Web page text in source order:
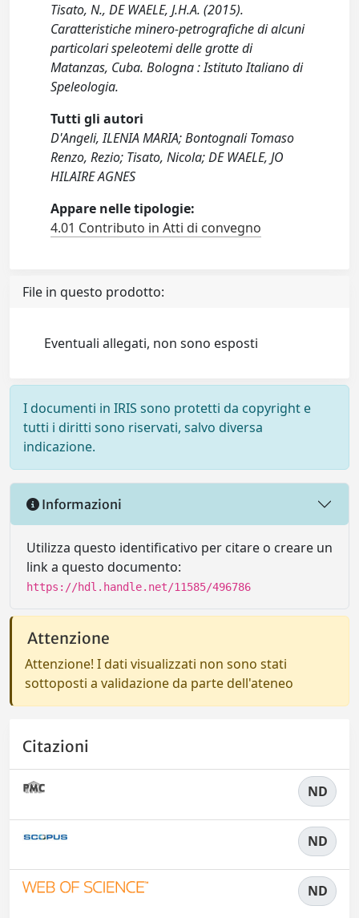
Tisato, N., DE WAELE, J.H.A. (2015).
Caratteristiche minero-petrografiche di alcuni
particolari speleotemi delle grotte di
Matanzas, Cuba. Bologna : Istituto Italiano di
Speleologia.
Tutti gli autori
D'Angeli, ILENIA MARIA; Bontognali Tomaso
Renzo, Rezio; Tisato, Nicola; DE WAELE, JO
HILAIRE AGNES
Appare nelle tipologie:
4.01 Contributo in Atti di convegno
File in questo prodotto:
Eventuali allegati, non sono esposti
I documenti in IRIS sono protetti da copyright e
tutti i diritti sono riservati, salvo diversa
indicazione.
Informazioni
Utilizza questo identificativo per citare o creare un
link a questo documento:
https://hdl.handle.net/11585/496786
Attenzione
Attenzione! I dati visualizzati non sono stati
sottoposti a validazione da parte dell'ateneo
Citazioni
ND
ND
ND